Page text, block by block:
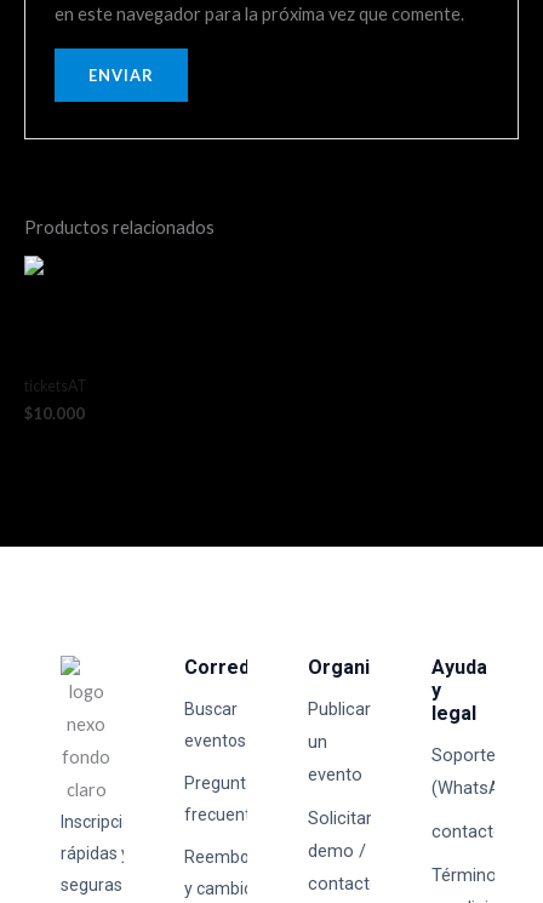
en este navegador para la próxima vez que comente.
Productos relacionados
ticketsAT
$10.000
Inscripciones
rápidas y
seguras
Corredores
Buscar
eventos
Preguntas
frecuentes
Reembolsos
y cambios
Organizadores
Publicar
un
evento
Solicitar
demo /
contacto
Ayuda
y
legal
Soporte
(WhatsApp)
Términos y